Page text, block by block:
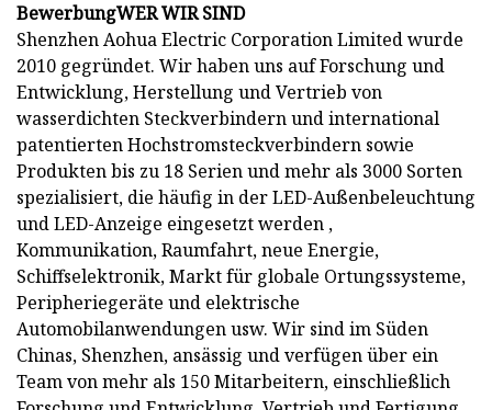
BewerbungWER WIR SIND
Shenzhen Aohua Electric Corporation Limited wurde
2010 gegründet. Wir haben uns auf Forschung und
Entwicklung, Herstellung und Vertrieb von
wasserdichten Steckverbindern und international
patentierten Hochstromsteckverbindern sowie
Produkten bis zu 18 Serien und mehr als 3000 Sorten
spezialisiert, die häufig in der LED-Außenbeleuchtung
und LED-Anzeige eingesetzt werden ,
Kommunikation, Raumfahrt, neue Energie,
Schiffselektronik, Markt für globale Ortungssysteme,
Peripheriegeräte und elektrische
Automobilanwendungen usw. Wir sind im Süden
Chinas, Shenzhen, ansässig und verfügen über ein
Team von mehr als 150 Mitarbeitern, einschließlich